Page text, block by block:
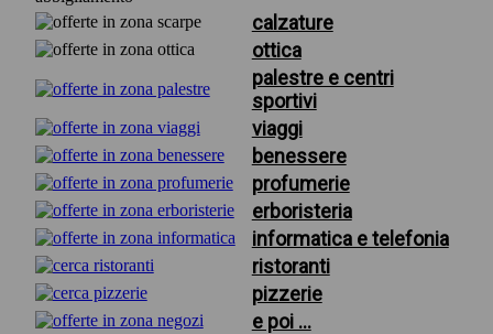
calzature
ottica
palestre e centri
sportivi
viaggi
benessere
profumerie
erboristeria
informatica e telefonia
ristoranti
pizzerie
e poi ...